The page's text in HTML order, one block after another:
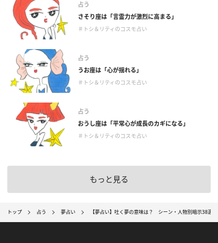
占う
さそり座は「言霊力が激烈に高まる」
＃トシ＆リティのコスモ占い
占う
うお座は「心が揺れる」
＃トシ＆リティのコスモ占い
占う
おうし座は「平常心が成長のカギになる」
＃トシ＆リティのコスモ占い
もっと見る
トップ 占う 夢占い 【夢占い】吐く夢の意味は？ シーン・人物別暗示38選